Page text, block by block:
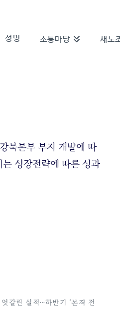
성명 소통마당 새노
북본부 부지 개발에 따
성장전략에 따른 성과
갈린 실적…하반기 ‘본격 전